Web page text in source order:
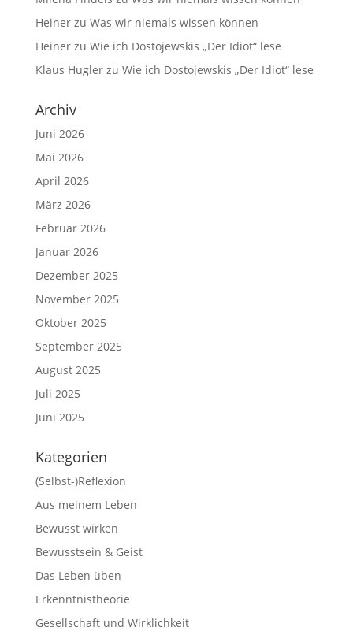
Heinerzu Was wir niemals wissen können
Heinerzu Wie ich Dostojewskis „Der Idiot“ lese
Klaus Huglerzu Wie ich Dostojewskis „Der Idiot“ lese
Archiv
Juni 2026
Mai 2026
April 2026
März 2026
Februar 2026
Januar 2026
Dezember 2025
November 2025
Oktober 2025
September 2025
August 2025
Juli 2025
Juni 2025
Kategorien
(Selbst-)Reflexion
Aus meinem Leben
Bewusst wirken
Bewusstsein & Geist
Das Leben üben
Erkenntnistheorie
Gesellschaft und Wirklichkeit